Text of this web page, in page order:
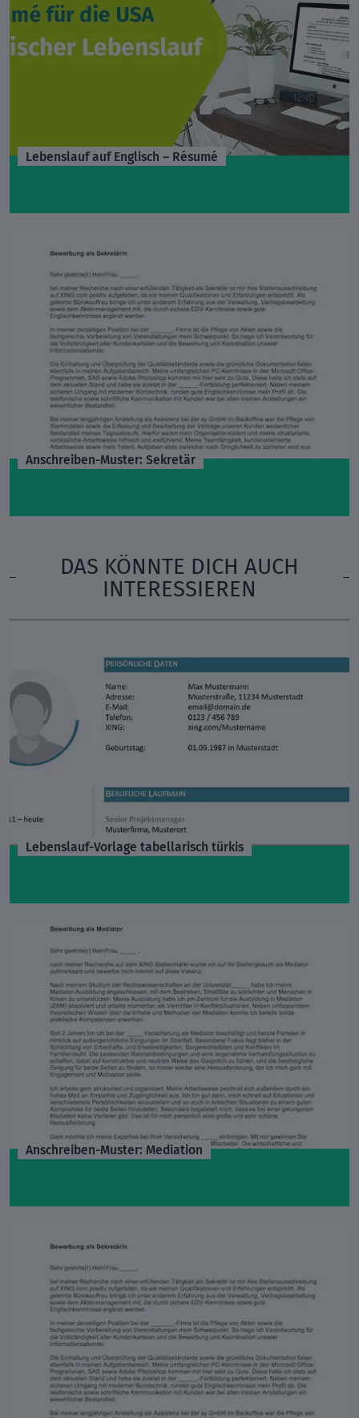
Lebenslauf auf Englisch – Résumé
Anschreiben-Muster: Sekretär
DAS KÖNNTE DICH AUCH
INTERESSIEREN
Lebenslauf-Vorlage tabellarisch türkis
Anschreiben-Muster: Mediation